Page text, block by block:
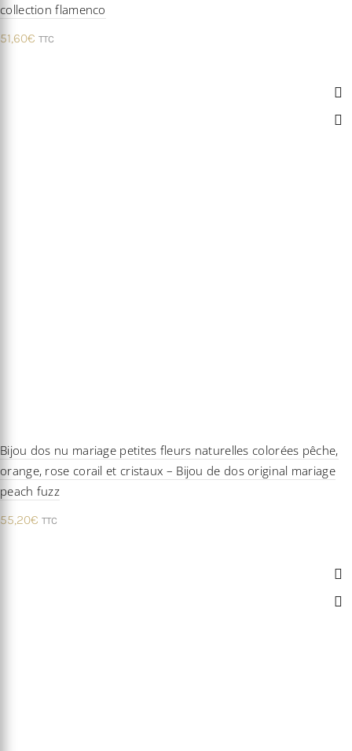
collection flamenco
51,60€ TTC
Bijou dos nu mariage petites fleurs naturelles colorées pêche,
orange, rose corail et cristaux – Bijou de dos original mariage
peach fuzz
55,20€ TTC